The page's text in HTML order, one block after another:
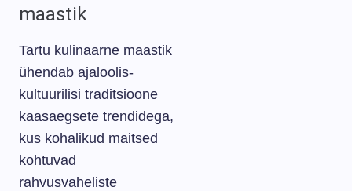
maastik
Tartu kulinaarne maastik
ühendab ajaloolis-
kultuurilisi traditsioone
kaasaegsete trendidega,
kus kohalikud maitsed
kohtuvad
rahvusvaheliste